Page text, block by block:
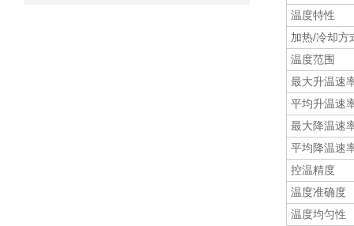
温度特性
加热/冷却方
温度范围
最大升温速
平均升温速
最大降温速
平均降温速
控温精度
温度准确度
温度均匀性